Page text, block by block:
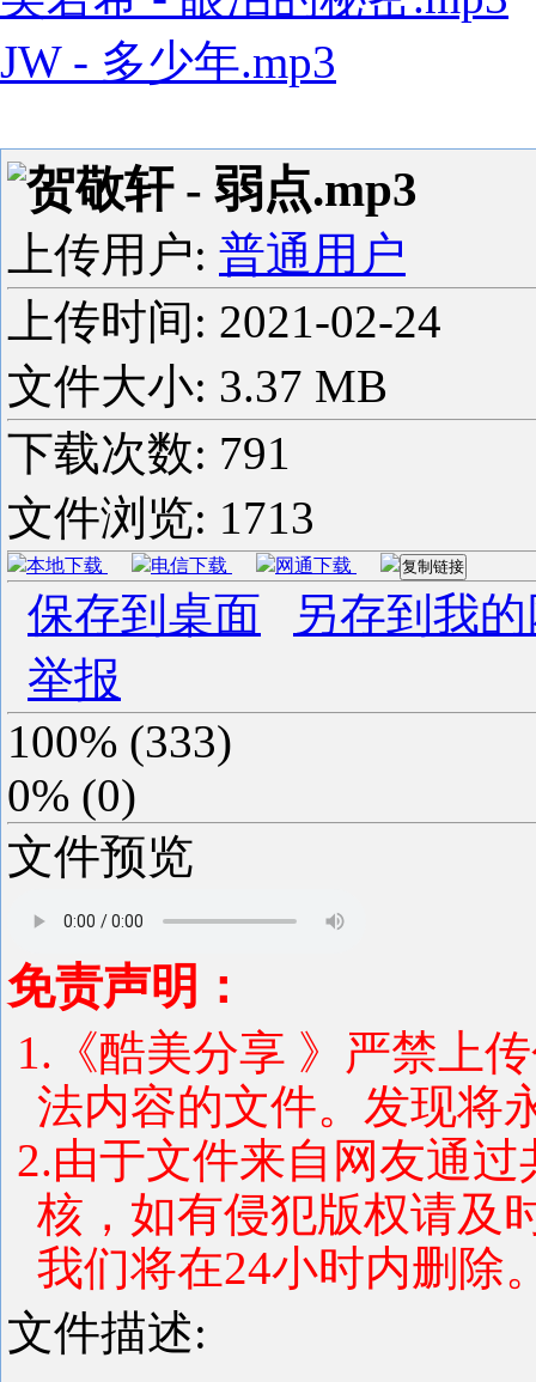
JW - 多少年.mp3
贺敬轩 - 弱点.mp3
上传用户: 普通用户
上传时间: 2021-02-24
文件大小: 3.37 MB
下载次数: 791
文件浏览: 1713
本地下载 电信下载 网通下载 复制链接
保存到桌面
另存到我
举报
100% (333)
0% (0)
文件预览
免责声明：
1.《酷美分享 》严禁上
法内容的文件。发现将
2.由于文件来自网友通
核，如有侵犯版权请及
我们将在24小时内删除
文件描述: